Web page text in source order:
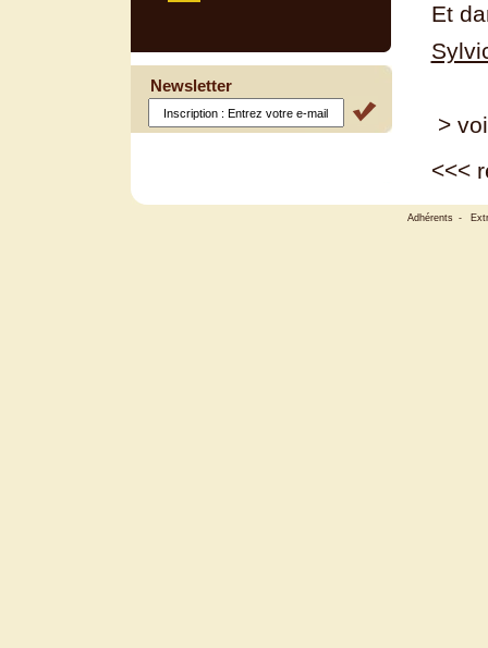
Et
>
<<<
Newsletter
Adhérents -